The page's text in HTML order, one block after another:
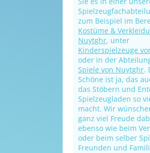
zum Beispiel im
Kostüme &
Nuytghr, unter
Kinderspielzeuge
oder in der
Spiele von Nuytghr.
Schöne ist ja, das
das Stöbern und
Spielzeugladen so
macht. Wir
ganz viel Freude
ebenso wie beim
oder beim selber
Freunden und